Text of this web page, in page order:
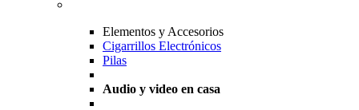
Elementos y Accesorios
Cigarrillos Electrónicos
Pilas
Audio y video en casa